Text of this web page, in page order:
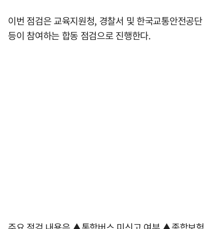
이번 점검은 교육지원청, 경찰서 및 한국교통안전공단
등이 참여하는 합동 점검으로 진행한다.